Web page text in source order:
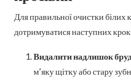
Для правильної очистки білих
дотримуватися наступних
Видалити надлишок
м’яку щітку або стару